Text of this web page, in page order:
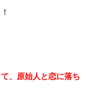
、原始人と恋に落ち